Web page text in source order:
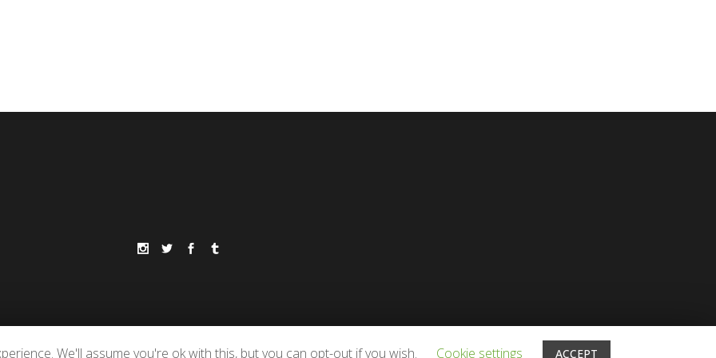
We'll assume you're ok with this, but you can opt-out if you wish. Cookie settings ACCEPT